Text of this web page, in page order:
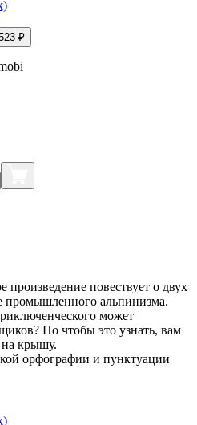
₽
повествует о двух
промышленного альпинизма.
может
Но чтобы это узнать, вам
на крышу.
орфографии и пунктуации